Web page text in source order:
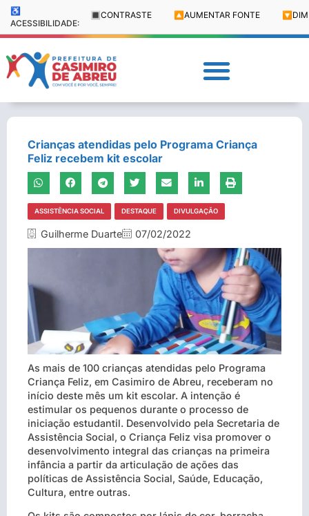
♿
ACESSIBILIDADE:
🔳 CONTRASTE 🔼 AUMENTAR FONTE 🔽
Crianças atendidas pelo Programa Criança
Feliz recebem kit escolar
ASSISTÊNCIA SOCIAL DESTAQUE DIVULGAÇÃO
Guilherme Duarte 07/02/2022
As mais de 100 crianças atendidas pelo Programa
Criança Feliz, em Casimiro de Abreu, receberam no
início deste mês um kit escolar. A intenção é
estimular os pequenos durante o processo de
iniciação estudantil. Desenvolvido pela Secretaria de
Assistência Social, o Criança Feliz visa promover o
desenvolvimento integral das crianças na primeira
infância a partir da articulação de ações das
políticas de Assistência Social, Saúde, Educação,
Cultura, entre outras.